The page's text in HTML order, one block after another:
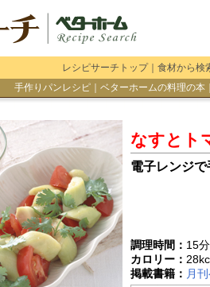
レシピサーチトップ｜ 食材から検
手作りパンレシピ
ベターホームの料理の本
なすとト
電子レンジ
調理時間： 15
カロリー： 28
掲載書籍： 月